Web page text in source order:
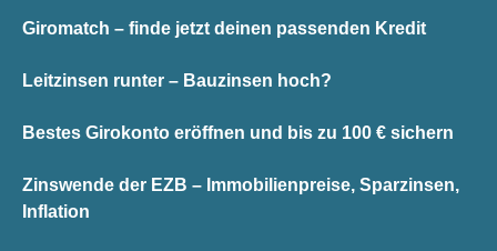
Giromatch – finde jetzt deinen passenden Kredit
Leitzinsen runter – Bauzinsen hoch?
Bestes Girokonto eröffnen und bis zu 100 € sichern
Zinswende der EZB – Immobilienpreise, Sparzinsen,
Inflation